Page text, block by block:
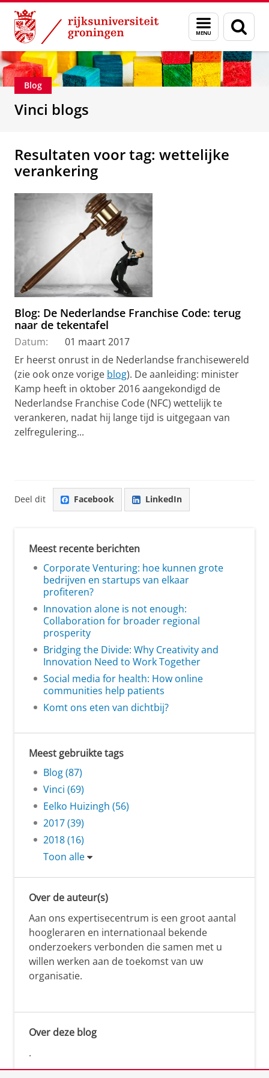
Skip
Content
Skip
Navigation
Menu
en
zoeken
Department of Innovation Management &
Blog
Vinci blogs
Resultaten voor tag: wettelijke
verankering
Blog: De Nederlandse Franchise Code: terug
naar de tekentafel
Datum:
01 maart 2017
Er heerst onrust in de Nederlandse franchisewereld
(zie ook onze vorige blog). De aanleiding: minister
Kamp heeft in oktober 2016 aangekondigd de
Nederlandse Franchise Code (NFC) wettelijk te
verankeren, nadat hij lange tijd is uitgegaan van
zelfregulering...
Deel dit Facebook LinkedIn
Meest recente berichten
Corporate Venturing: hoe kunnen grote
bedrijven en startups van elkaar
profiteren?
Innovation alone is not enough:
Collaboration for broader regional
prosperity
Bridging the Divide: Why Creativity and
Innovation Need to Work Together
Social media for health: How online
communities help patients
Komt ons eten van dichtbij?
Meest gebruikte tags
Blog (87)
Vinci (69)
Eelko Huizingh (56)
2017 (39)
2018 (16)
Toon alle
Over de auteur(s)
Aan ons expertisecentrum is een groot aantal
hoogleraren en internationaal bekende
onderzoekers verbonden die samen met u
willen werken aan de toekomst van uw
organisatie.
Over deze blog
.